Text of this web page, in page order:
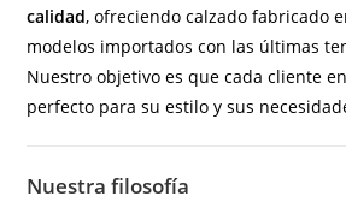
calidad, ofreciendo calzado fabricado
modelos importados con las últimas
Nuestro objetivo es que cada cliente
perfecto para su estilo y sus
Nuestra filosofía